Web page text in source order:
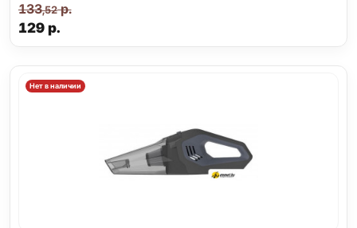
129р.
133,52р.
Нет в наличии